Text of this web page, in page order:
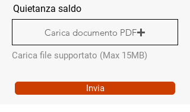
Quietanza saldo
Carica documento PDF
Carica file supportato (Max 15MB)
Invia